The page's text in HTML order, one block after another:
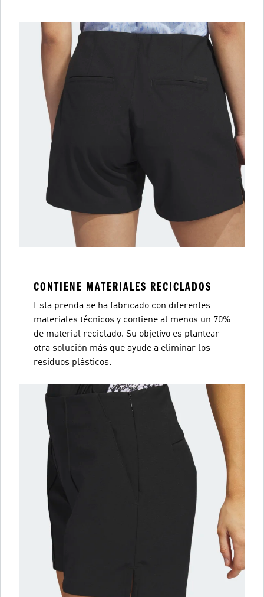
CONTIENE MATERIALES RECICLADOS
Esta prenda se ha fabricado con diferentes
materiales técnicos y contiene al menos un 70%
de material reciclado. Su objetivo es plantear
otra solución más que ayude a eliminar los
residuos plásticos.